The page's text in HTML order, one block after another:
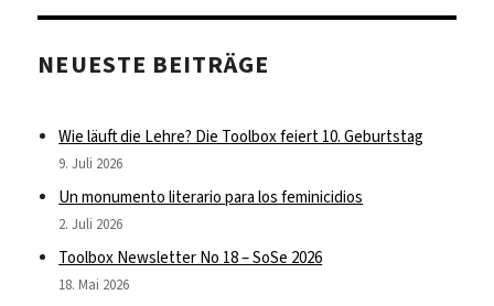
NEUESTE BEITRÄGE
Wie läuft die Lehre? Die Toolbox feiert 10. Geburtstag
9. Juli 2026
Un monumento literario para los feminicidios
2. Juli 2026
Toolbox Newsletter No 18 – SoSe 2026
18. Mai 2026